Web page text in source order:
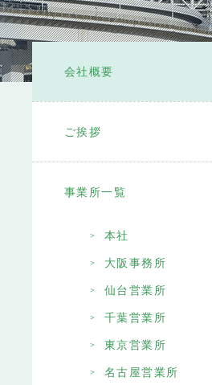
会社概要
ご挨拶
事業所一覧
本社
大阪事務所
仙台営業所
千葉営業所
東京営業所
名古屋営業所